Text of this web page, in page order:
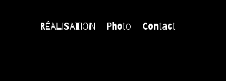
RÉALISATION Photo Contact